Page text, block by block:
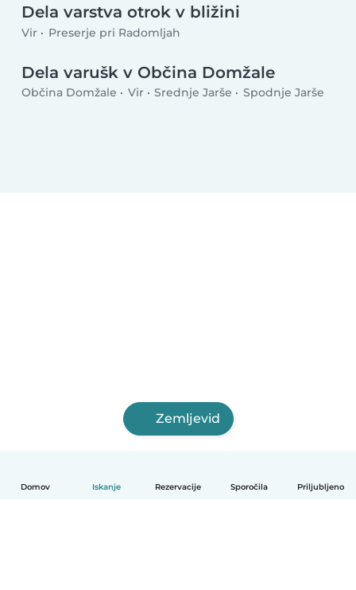
Domov Iskanje Rezervacije Sporočila Priljubljeno
Dela varstva otrok v bližini
Vir Preserje pri Radomljah
Dela varušk v Občina Domžale
Občina Domžale Vir Srednje Jarše Spodnje Jarše
Zemljevid